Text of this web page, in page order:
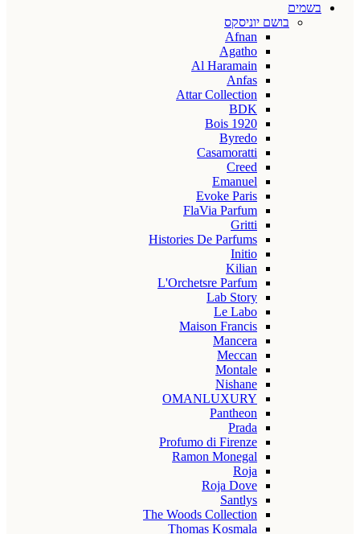
בשמים
בושם יוניסקס
Afnan
Agatho
Al Haramain
Anfas
Attar Collection
BDK
Bois 1920
Byredo
Casamoratti
Creed
Emanuel
Evoke Paris
FlaVia Parfum
Gritti
Histories De Parfums
Initio
Kilian
L'Orchetsre Parfum
Lab Story
Le Labo
Maison Francis
Mancera
Meccan
Montale
Nishane
OMANLUXURY
Pantheon
Prada
Profumo di Firenze
Ramon Monegal
Roja
Roja Dove
Santlys
The Woods Collection
Thomas Kosmala